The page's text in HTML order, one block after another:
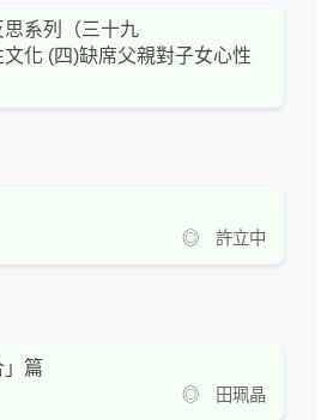
系列（三十九
(四)缺席父親對子女心性
◎ 許立中
」篇
◎ 田珮晶